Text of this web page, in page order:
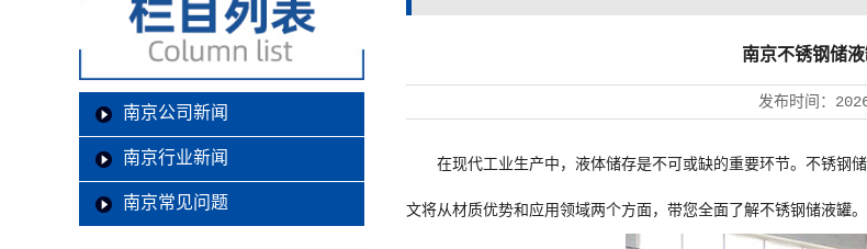
南京公司新闻
南京行业新闻
南京常见问题
南京不锈钢储
发布时间：
在现代工业生产中，液体储存是不可或缺的重要环节。不锈钢
文将从材质优势和应用领域两个方面，带您全面了解不锈钢储液罐。